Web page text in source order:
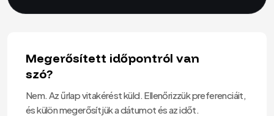
Megerősített időpontról van
szó?
Nem. Az űrlap vitakérést küld. Ellenőrizzük preferenciáit,
és külön megerősítjük a dátumot és az időt.